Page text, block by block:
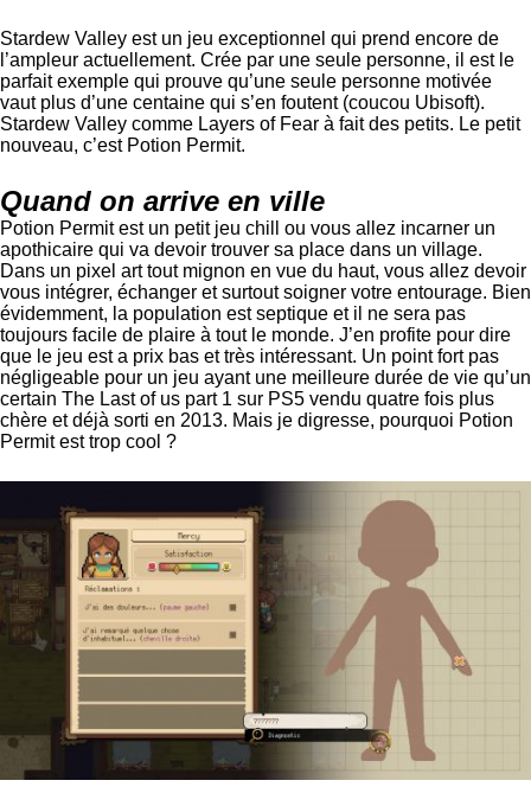
Stardew Valley est un jeu exceptionnel qui prend encore de
l’ampleur actuellement. Crée par une seule personne, il est le
parfait exemple qui prouve qu’une seule personne motivée
vaut plus d’une centaine qui s’en foutent (coucou Ubisoft).
Stardew Valley comme Layers of Fear à fait des petits. Le petit
nouveau, c’est Potion Permit.
Quand on arrive en ville
Potion Permit est un petit jeu chill ou vous allez incarner un
apothicaire qui va devoir trouver sa place dans un village.
Dans un pixel art tout mignon en vue du haut, vous allez devoir
vous intégrer, échanger et surtout soigner votre entourage. Bien
évidemment, la population est septique et il ne sera pas
toujours facile de plaire à tout le monde. J’en profite pour dire
que le jeu est a prix bas et très intéressant. Un point fort pas
négligeable pour un jeu ayant une meilleure durée de vie qu’un
certain The Last of us part 1 sur PS5 vendu quatre fois plus
chère et déjà sorti en 2013. Mais je digresse, pourquoi Potion
Permit est trop cool ?